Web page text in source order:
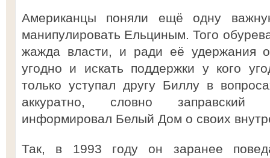
Американцы поняли ещё одну
манипулировать Ельциным. Того
жажда власти, и ради её удержания
угодно и искать поддержки у кого
только уступал другу Биллу в
аккуратно, словно заправский
информировал Белый Дом о своих
Так, в 1993 году он заранее